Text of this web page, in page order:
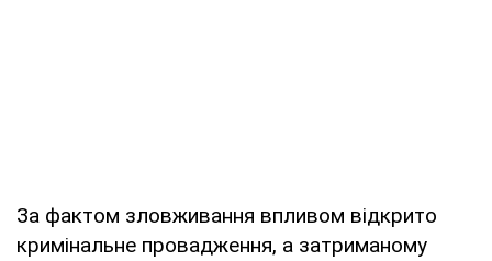
За фактом зловживання впливом відкрито
кримінальне провадження, а затриманому